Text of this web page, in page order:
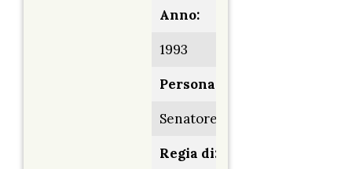
Anno:
1993
Personaggio:
Senatore
Regia di: